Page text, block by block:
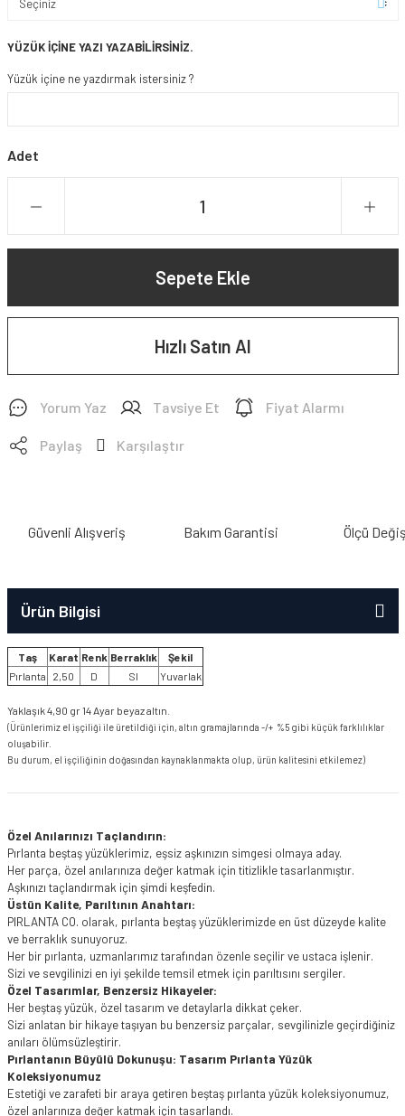
YÜZÜK İÇİNE YAZI YAZABİLİRSİNİZ.
Yüzük içine ne yazdırmak istersiniz ?
Adet
Sepete Ekle
Hızlı Satın Al
Yorum Yaz Tavsiye Et Fiyat Alarmı
Paylaş Karşılaştır
Güvenli Alışveriş Bakım Garantisi Ölçü
Ürün Bilgisi
Taş Karat Renk Berraklık
Şekil
Pırlanta
2,50 D SI Yuvarlak
Yaklaşık 4,90 gr 14 Ayar beyaz altın.
(Ürünlerimiz el işçiliği ile üretildiği için, altın gramajlarında -/+ %5 gibi küçük farklılıklar
oluşabilir.
Bu durum, el işçiliğinin doğasından kaynaklanmakta olup, ürün kalitesini etkilemez)
Özel Anılarınızı Taçlandırın:
Pırlanta beştaş yüzüklerimiz, eşsiz aşkınızın simgesi olmaya aday.
Her parça, özel anılarınıza değer katmak için titizlikle tasarlanmıştır.
Aşkınızı taçlandırmak için şimdi keşfedin.
Üstün Kalite, Parıltının Anahtarı:
PIRLANTA CO. olarak, pırlanta beştaş yüzüklerimizde en üst düzeyde kalite
ve berraklık sunuyoruz.
Her bir pırlanta, uzmanlarımız tarafından özenle seçilir ve ustaca işlenir.
Sizi ve sevgilinizi en iyi şekilde temsil etmek için parıltısını sergiler.
Özel Tasarımlar, Benzersiz Hikayeler:
Her beştaş yüzük, özel tasarım ve detaylarla dikkat çeker.
Sizi anlatan bir hikaye taşıyan bu benzersiz parçalar, sevgilinizle geçirdiğiniz
anıları ölümsüzleştirir.
Pırlantanın Büyülü Dokunuşu: Tasarım Pırlanta Yüzük
Koleksiyonumuz
Estetiği ve zarafeti bir araya getiren beştaş pırlanta yüzük koleksiyonumuz,
özel anlarınıza değer katmak için tasarlandı.